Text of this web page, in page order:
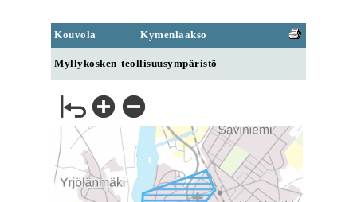
Kouvola Kymenlaakso
Myllykosken teollisuusympäristö